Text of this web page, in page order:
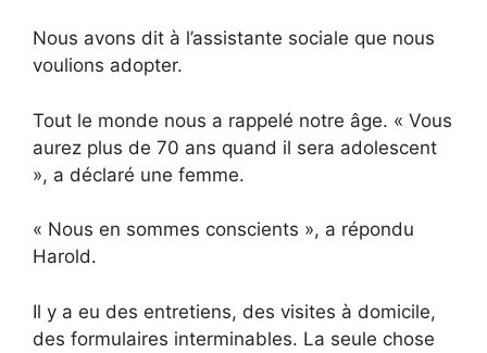
Nous avons dit à l’assistante sociale que nous
voulions adopter.
Tout le monde nous a rappelé notre âge. « Vous
aurez plus de 70 ans quand il sera adolescent
», a déclaré une femme.
« Nous en sommes conscients », a répondu
Harold.
Il y a eu des entretiens, des visites à domicile,
des formulaires interminables. La seule chose